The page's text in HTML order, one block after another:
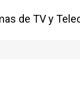
de TV y